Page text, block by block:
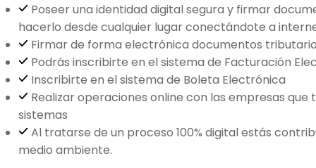
Poseer una identidad digital segura y firmar
hacerlo desde cualquier lugar conectándote a
Firmar de forma electrónica documentos
Podrás inscribirte en el sistema de Facturación
Inscribirte en el sistema de Boleta Electrónica
Realizar operaciones online con las empresas
sistemas
Al tratarse de un proceso 100% digital estás
medio ambiente.